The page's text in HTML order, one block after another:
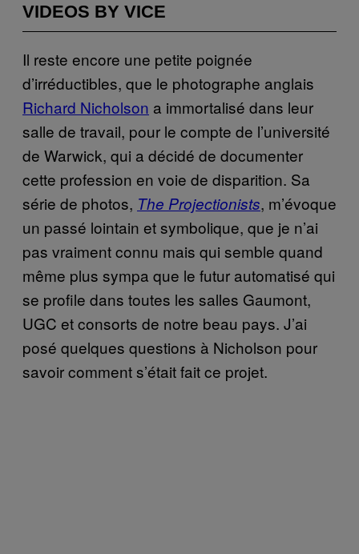
VIDEOS BY VICE
Il reste encore une petite poignée
d’irréductibles, que le photographe anglais
Richard Nicholson a immortalisé dans leur
salle de travail, pour le compte de l’université
de Warwick, qui a décidé de documenter
cette profession en voie de disparition. Sa
série de photos, The Projectionists, m’évoque
un passé lointain et symbolique, que je n’ai
pas vraiment connu mais qui semble quand
même plus sympa que le futur automatisé qui
se profile dans toutes les salles Gaumont,
UGC et consorts de notre beau pays. J’ai
posé quelques questions à Nicholson pour
savoir comment s’était fait ce projet.